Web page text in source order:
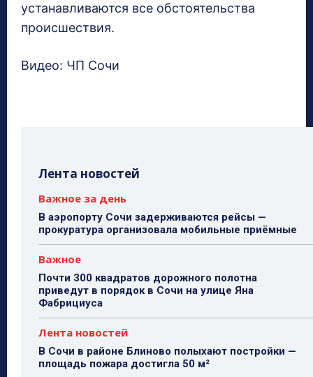
устанавливаются все обстоятельства
происшествия.
Видео: ЧП Сочи
Лента новостей
Важное за день
В аэропорту Сочи задерживаются рейсы —
прокуратура организовала мобильные приёмные
Важное
Почти 300 квадратов дорожного полотна
приведут в порядок в Сочи на улице Яна
Фабрициуса
Лента новостей
В Сочи в районе Блиново полыхают постройки —
площадь пожара достигла 50 м²